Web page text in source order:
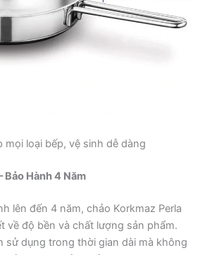
mọi loại bếp, vệ sinh dễ dàng
Hành 4 Năm
lên đến 4 năm, chảo Korkmaz Perla
về độ bền và chất lượng sản phẩm.
sử dụng trong thời gian dài mà không